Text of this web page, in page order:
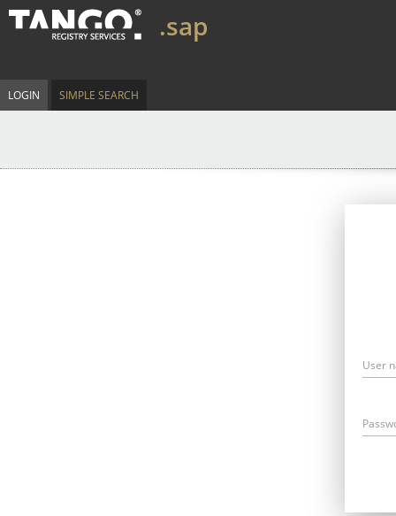
.sap
LOGIN SIMPLE SEARCH
User